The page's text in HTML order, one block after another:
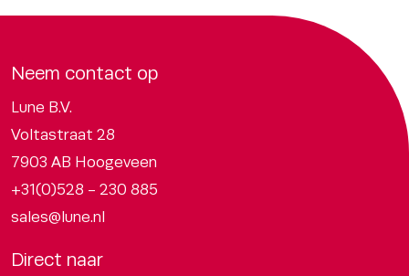
Neem contact op
Lune B.V.
Voltastraat 28
7903 AB Hoogeveen
+31(0)528 - 230 885
sales@lune.nl
Direct naar